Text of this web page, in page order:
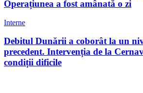
Operațiunea a fost amânată o zi
Interne
Debitul Dunării a coborât la un
precedent. Intervenția de la
condiții dificile